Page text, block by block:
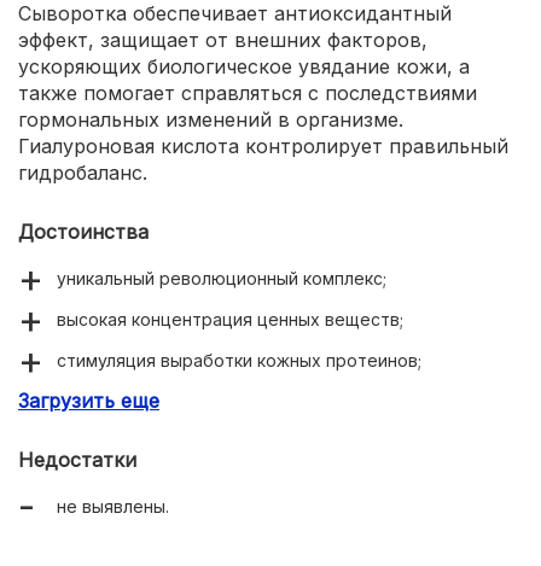
Сыворотка обеспечивает антиоксидантный
эффект, защищает от внешних факторов,
ускоряющих биологическое увядание кожи, а
также помогает справляться с последствиями
гормональных изменений в организме.
Гиалуроновая кислота контролирует правильный
гидробаланс.
Достоинства
уникальный революционный комплекс;
высокая концентрация ценных веществ;
стимуляция выработки кожных протеинов;
стабильное омолаживающее действие.
Загрузить еще
Недостатки
не выявлены.